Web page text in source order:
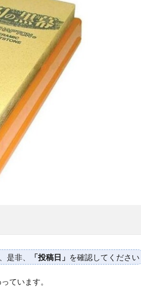
是非、 「投稿日」 を確認してください
ています。
検索